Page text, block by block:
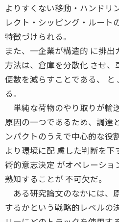
よりすくない移動・ハンドリ
レクト・シッピング・ルート
特徴づけられる。
また、一企業が構造的 に排
方法は、倉庫を分散化 させ、
便数を減らすことである、
る。
単純な荷物のやり取りが輸
原因の一つであるため、調達
ンパクトのうえで中心的な役
より環境に配 慮した判断を
術的意志決定 がオペレーショ
熟知することが 不可欠だ。
ある研究論文のなかには、
するかという戦略的レベルの